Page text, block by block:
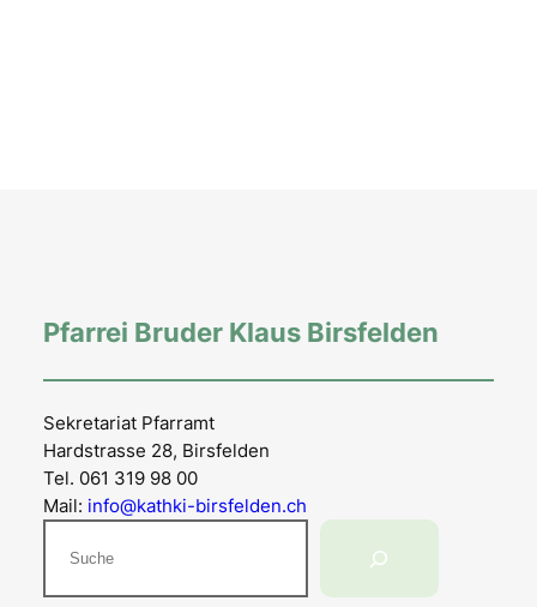
Pfarrei Bruder Klaus Birsfelden
Sekretariat Pfarramt
Hardstrasse 28, Birsfelden
Tel. 061 319 98 00
Mail: info@kathki-birsfelden.ch